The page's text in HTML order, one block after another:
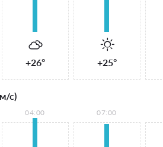
+26° +25°
с)
04:00 07:00